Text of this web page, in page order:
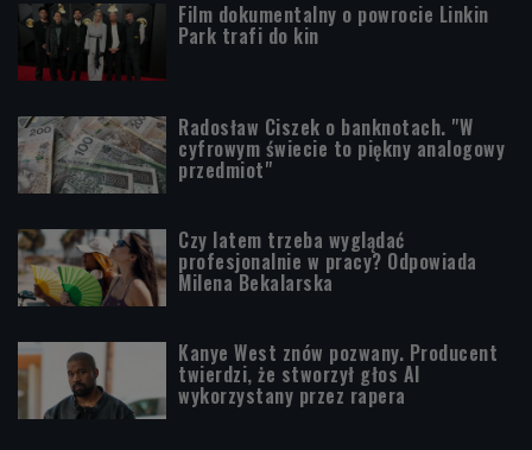
Film dokumentalny o powrocie Linkin
Park trafi do kin
Radosław Ciszek o banknotach. "W
cyfrowym świecie to piękny analogowy
przedmiot"
Czy latem trzeba wyglądać
profesjonalnie w pracy? Odpowiada
Milena Bekalarska
Kanye West znów pozwany. Producent
twierdzi, że stworzył głos AI
wykorzystany przez rapera